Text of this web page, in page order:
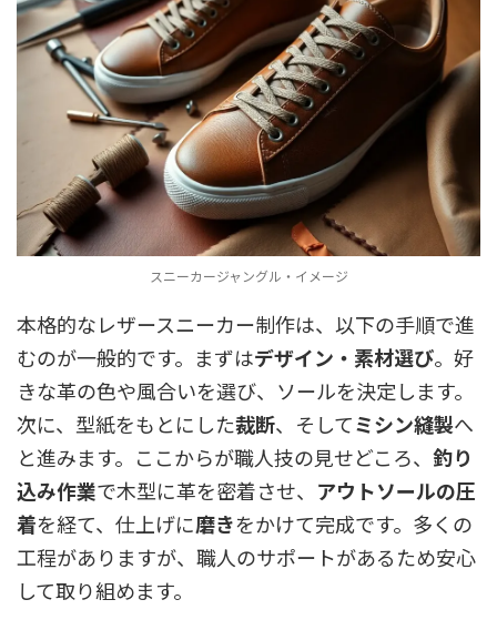
スニーカージャングル・イメージ
本格的なレザースニーカー制作は、以下の手順で進
むのが一般的です。まずはデザイン・素材選び。好
きな革の色や風合いを選び、ソールを決定します。
次に、型紙をもとにした裁断、そしてミシン縫製へ
と進みます。ここからが職人技の見せどころ、 釣り
込み作業で木型に革を密着させ、 アウトソールの圧
着を経て、仕上げに磨きをかけて完成です。多くの
工程がありますが、職人のサポートがあるため安心
して取り組めます。